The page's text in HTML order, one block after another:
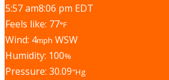
5:57 am8:06 pm EDT
Feels like: 77°F
Wind: 4mph WSW
Humidity: 100%
Pressure: 30.09"Hg